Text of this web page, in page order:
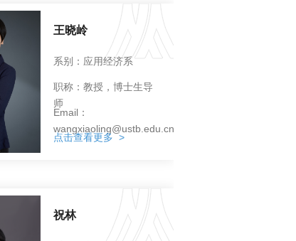
王晓岭
系别：应用经济系
职称：教授，博士生导
师
Email：
wangxiaoling@ustb.edu.cn
点击查看更多 >
祝林